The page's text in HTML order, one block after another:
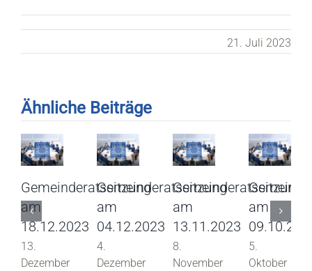
21. Juli 2023
Ähnliche Beiträge
Gemeinderatssitzung
am
18.12.2023
13.
Dezember
Gemeinderatssitzung
am
04.12.2023
4.
Dezember
Gemeinderatssitzung
am
13.11.2023
8.
November
am
5.
Oktober